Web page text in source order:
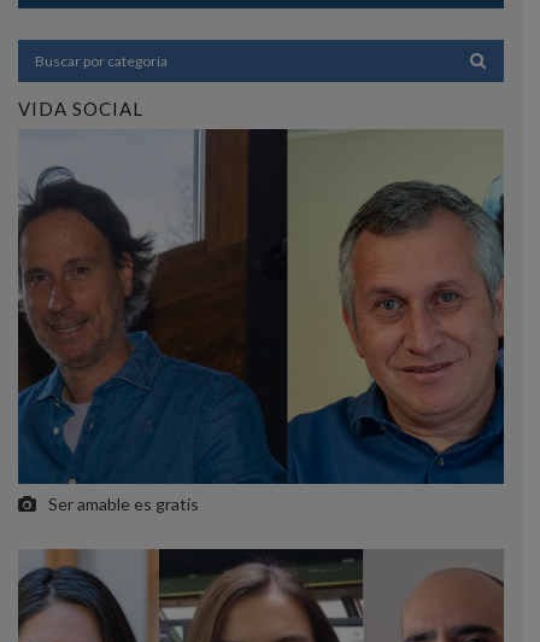
VIDA SOCIAL
Ser amable es gratis